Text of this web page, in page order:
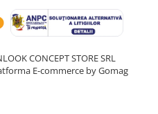
CONCEPT STORE SRL
E-commerce by Gomag